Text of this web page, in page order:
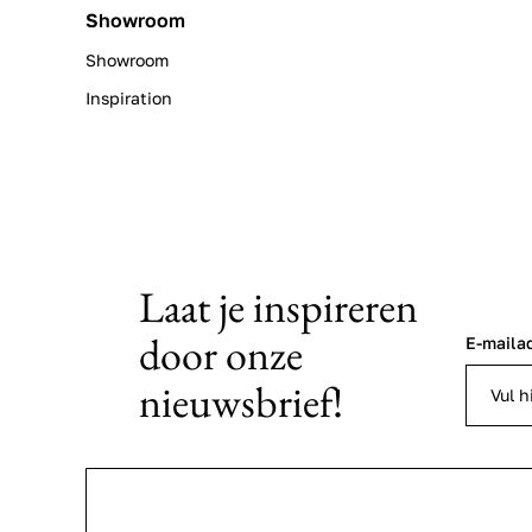
Showroom
Showroom
Inspiration
Laat je inspireren
door onze
nieuwsbrief!
E-